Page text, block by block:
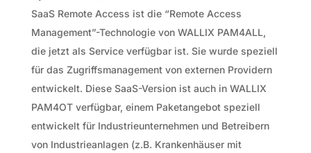
SaaS Remote Access ist die “Remote Access
Management”-Technologie von WALLIX PAM4ALL,
die jetzt als Service verfügbar ist. Sie wurde speziell
für das Zugriffsmanagement von externen Providern
entwickelt. Diese SaaS-Version ist auch in WALLIX
PAM4OT verfügbar, einem Paketangebot speziell
entwickelt für Industrieunternehmen und Betreibern
von Industrieanlagen (z.B. Krankenhäuser mit